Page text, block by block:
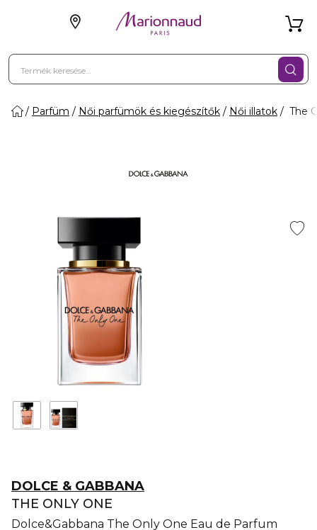
Parfüm Női parfümök és kiegészítők Női illatok The
DOLCE & GABBANA
THE ONLY ONE
Dolce&Gabbana The Only One Eau de Parfum